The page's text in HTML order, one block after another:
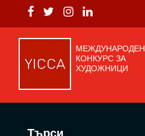
МЕЖДУНАРОДЕН
КОНКУРС ЗА
ХУДОЖНИЦИ